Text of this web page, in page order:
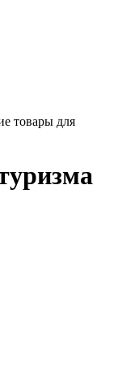
товары для